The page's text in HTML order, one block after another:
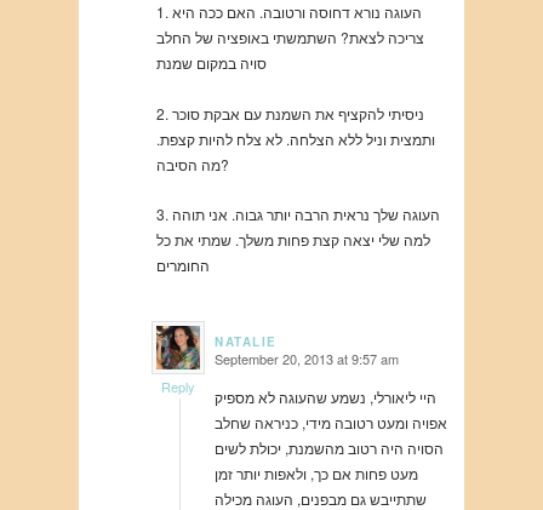
1. העוגה נורא דחוסה ורטובה. האם ככה היא
צריכה לצאת? השתמשתי באופציה של החלב
סויה במקום שמנת
2. ניסיתי להקציף את השמנת עם אבקת סוכר
ותמצית וניל ללא הצלחה. לא צלח להיות קצפת.
מה הסיבה?
3. העוגה שלך נראית הרבה יותר גבוה. אני תוהה
למה שלי יצאה קצת פחות משלך. שמתי את כל
החומרים
NATALIE
says: September 20, 2013 at 9:57 am
היי ליאורלי, נשמע שהעוגה לא מספיק
אפויה ומעט רטובה מידי, כניראה שחלב
הסויה היה רטוב מהשמנת, יכולת לשים
מעט פחות אם כך, ולאפות יותר זמן
שתתייבש גם מבפנים, העוגה מכילה
Reply